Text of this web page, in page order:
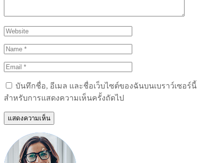
บันทึกชื่อ, อีเมล และชื่อเว็บไซต์ของฉันบนเบราว์เซอร์นี้
สำหรับการแสดงความเห็นครั้งถัดไป